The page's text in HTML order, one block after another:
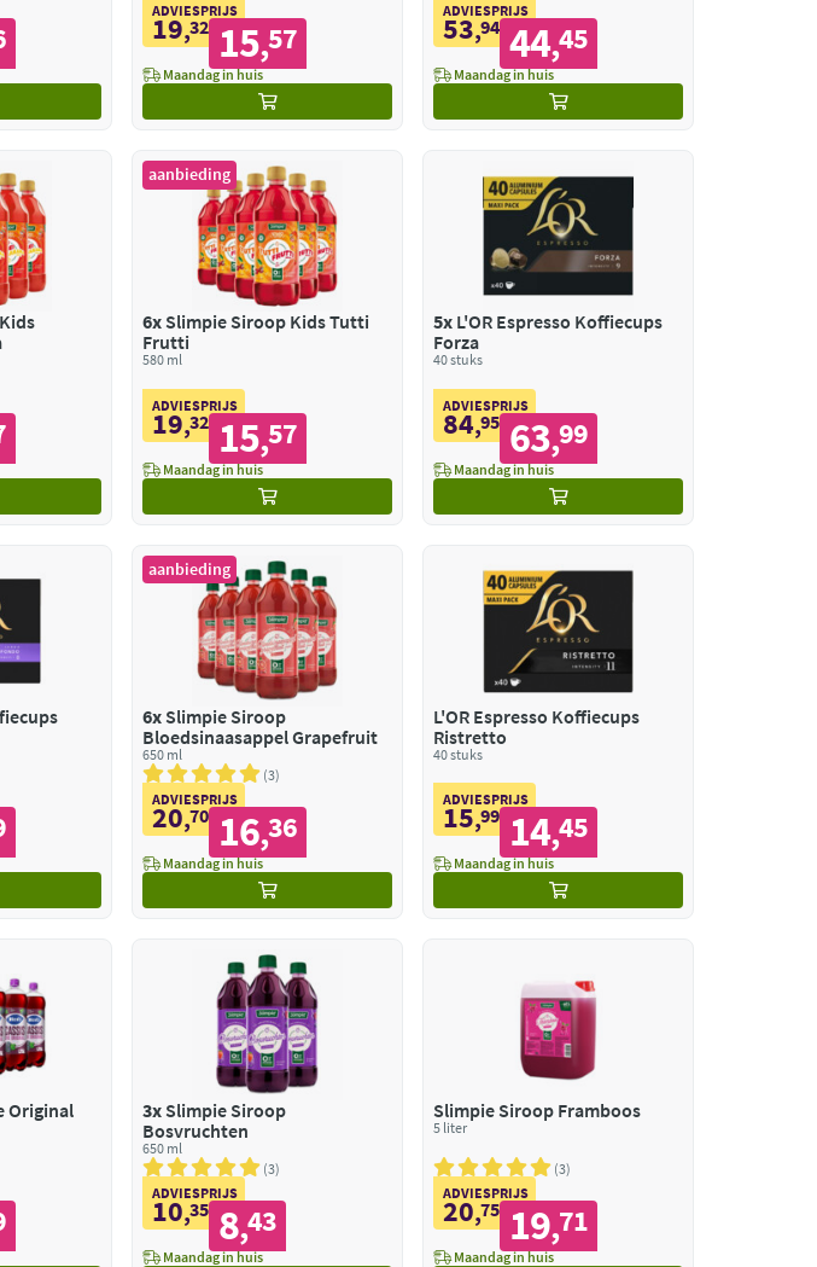
ADVIESPRIJS
19,32 15,57
Maandag in huis
ADVIESPRIJS
53,94 44,45
Maandag in huis
aanbieding
6x Slimpie Siroop Kids Tutti
Frutti
580 ml
ADVIESPRIJS
19,32 15,57
Maandag in huis
5x L'OR Espresso Koffiecups
Forza
40 stuks
ADVIESPRIJS
84,95 63,99
Maandag in huis
aanbieding
6x Slimpie Siroop
Bloedsinaasappel Grapefruit
650 ml
3
ADVIESPRIJS
20,70 16,36
Maandag in huis
L'OR Espresso Koffiecups
Ristretto
40 stuks
ADVIESPRIJS
15,99 14,45
Maandag in huis
Original 3x Slimpie Siroop
Bosvruchten
650 ml
3
ADVIESPRIJS
10,35 8,43
Maandag in huis
Slimpie Siroop Framboos
5 liter
3
ADVIESPRIJS
20,75 19,71
Maandag in huis